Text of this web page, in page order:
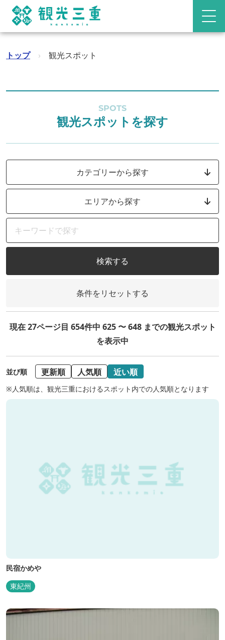
トップ › 観光スポット
SPOTS
観光スポットを探す
カテゴリーから探す
エリアから探す
検索する
条件をリセットする
現在 27ページ目 654件中 625 〜 648 までの観光スポット
を表示中
並び順 更新順 人気順 近い順
※人気順は、観光三重におけるスポット内での人気順となります
民宿かめや
東紀州